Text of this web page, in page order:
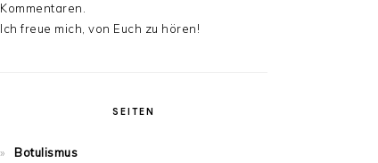
Kommentaren.
Ich freue mich, von Euch zu hören!
SEITEN
Botulismus